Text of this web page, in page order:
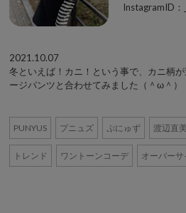
InstagramID：
2021.10.07
冬といえば！カニ！という事で、カニ柄
ージパンツと合わせてみました（＾ω＾）
PUNYUS プニュズ ぷにゅず 渡辺直美
トレンド ワントーンコーデ オーバーサ